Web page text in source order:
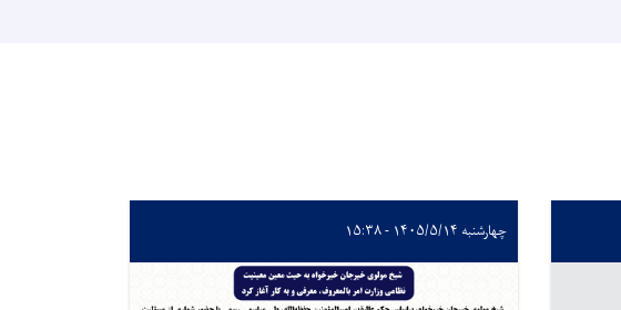
چهارشنبه ۱۴۰۵/۵/۱۴ - ۱۵:۳۸